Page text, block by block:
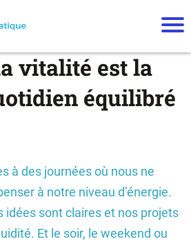
el
Qui
co
m
pa
gn
vitalité est la
équilibré
à des journées où nous ne
à notre niveau d’énergie.
idées sont claires et nos projets
Et le soir, le weekend ou